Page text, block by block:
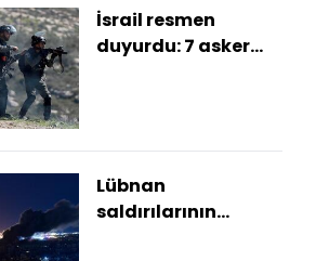
İsrail resmen
duyurdu: 7 asker
Lübnan
saldırılarının